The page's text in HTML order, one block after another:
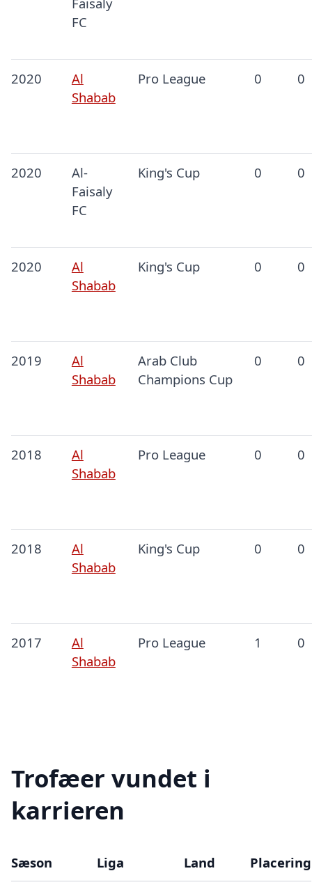
FC
2020
Al
Shabab
Pro League 0 0
2020
Al-
Faisaly
FC
King's Cup 0 0
2020
Al
Shabab
King's Cup 0 0
2019
Al
Shabab
Arab Club
Champions Cup
0 0
2018
Al
Shabab
Pro League 0 0
2018
Al
Shabab
King's Cup 0 0
2017
Al
Shabab
Pro League 1 0
Trofæer vundet i
karrieren
Sæson Liga Land Placering